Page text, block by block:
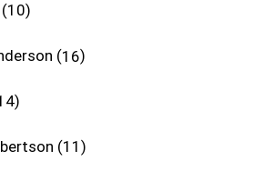
10
16
11